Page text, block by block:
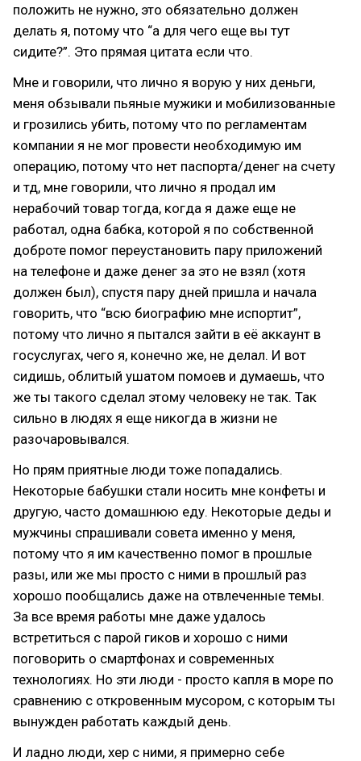
положить не нужно, это обязательно должен
делать я, потому что “а для чего еще вы тут
сидите?”. Это прямая цитата если что.
Мне и говорили, что лично я ворую у них деньги,
меня обзывали пьяные мужики и мобилизованные
и грозились убить, потому что по регламентам
компании я не мог провести необходимую им
операцию, потому что нет паспорта/денег на счету
и тд, мне говорили, что лично я продал им
нерабочий товар тогда, когда я даже еще не
работал, одна бабка, которой я по собственной
доброте помог переустановить пару приложений
на телефоне и даже денег за это не взял (хотя
должен был), спустя пару дней пришла и начала
говорить, что “всю биографию мне испортит”,
потому что лично я пытался зайти в её аккаунт в
госуслугах, чего я, конечно же, не делал. И вот
сидишь, облитый ушатом помоев и думаешь, что
же ты такого сделал этому человеку не так. Так
сильно в людях я еще никогда в жизни не
разочаровывался.
Но прям приятные люди тоже попадались.
Некоторые бабушки стали носить мне конфеты и
другую, часто домашнюю еду. Некоторые деды и
мужчины спрашивали совета именно у меня,
потому что я им качественно помог в прошлые
разы, или же мы просто с ними в прошлый раз
хорошо пообщались даже на отвлеченные темы.
За все время работы мне даже удалось
встретиться с парой гиков и хорошо с ними
поговорить о смартфонах и современных
технологиях. Но эти люди - просто капля в море по
сравнению с откровенным мусором, с которым ты
вынужден работать каждый день.
И ладно люди, хер с ними, я примерно себе